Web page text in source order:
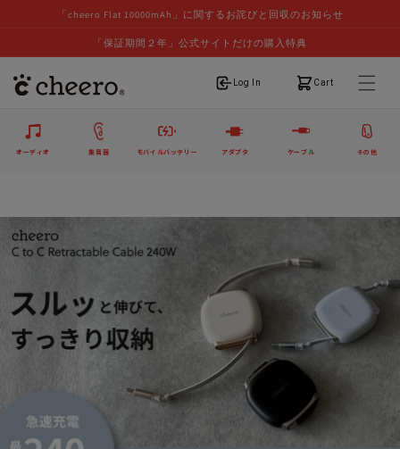
「cheero Flat 10000mAh」に関するお詫びと回収のお知らせ
「保証期間２年」公式サイトだけの購入特典
Log In
ログイン Cart
カート
オーディオ 集音器 モバイルバッテリー アダプタ ケーブル その他